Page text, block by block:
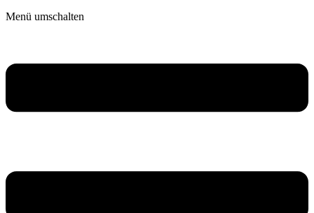
Menü umschalten